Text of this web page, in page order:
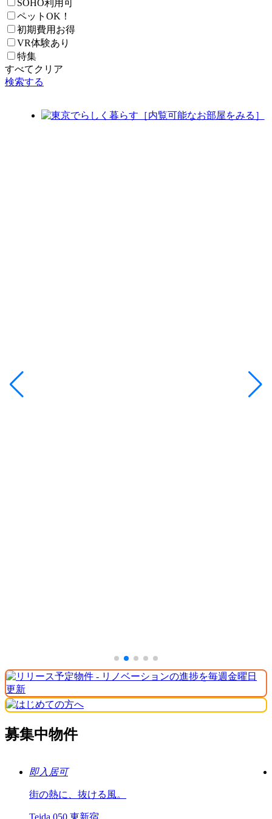
SOHO利用可
ペットOK！
初期費用お得
VR体験あり
特集
すべてクリア
検索する
募集中物件
即入居可
街の熱に、抜ける風。
Teida 050 東新宿